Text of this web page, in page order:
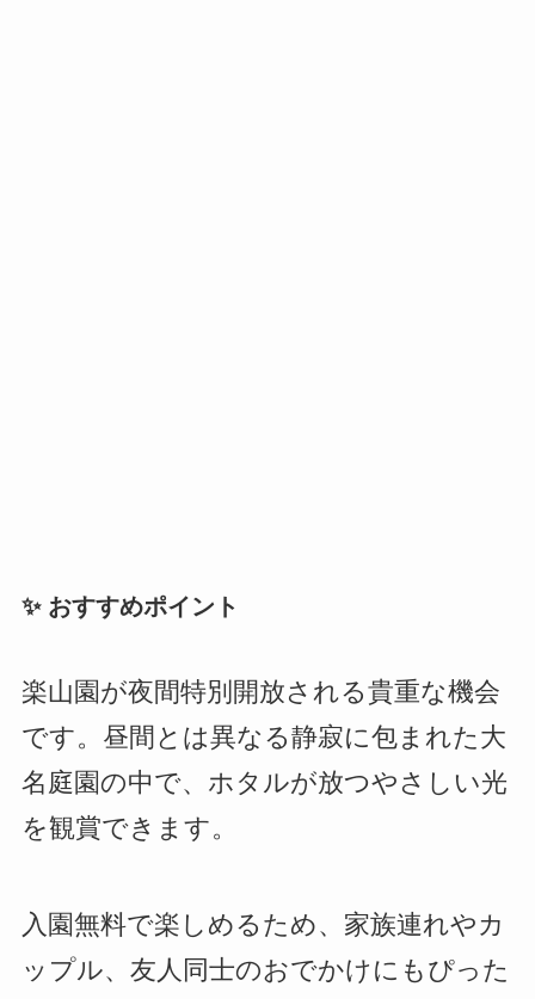
✨ おすすめポイント
楽山園が夜間特別開放される貴重な機会
です。昼間とは異なる静寂に包まれた大
名庭園の中で、ホタルが放つやさしい光
を観賞できます。
入園無料で楽しめるため、家族連れやカ
ップル、友人同士のおでかけにもぴった